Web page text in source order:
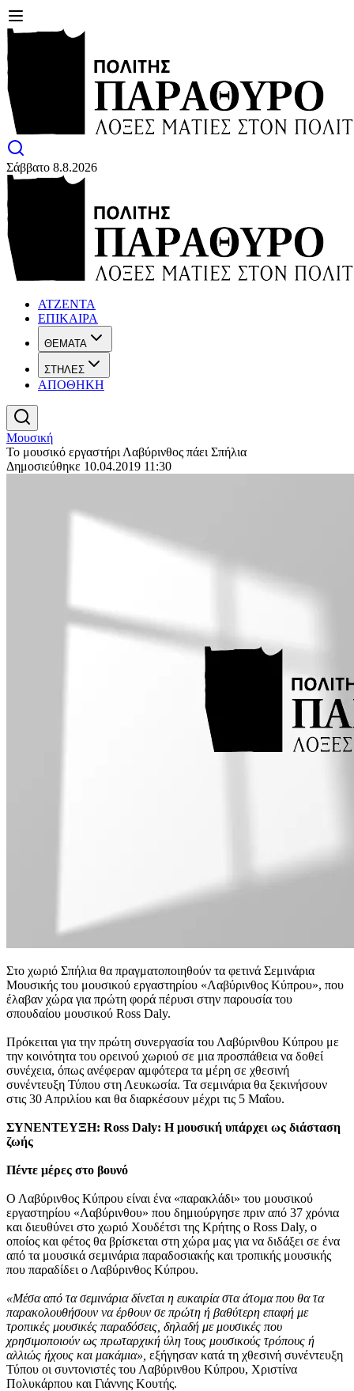
Σάββατο 8.8.2026
ΑΤΖΕΝΤΑ
ΕΠΙΚΑΙΡΑ
ΘΕΜΑΤΑ
ΣΤΗΛΕΣ
ΑΠΟΘΗΚΗ
Μουσική
Το μουσικό εργαστήρι Λαβύρινθος πάει Σπήλια
Δημοσιεύθηκε 10.04.2019 11:30
Στο χωριό Σπήλια θα πραγματοποιηθούν τα φετινά Σεμινάρια
Μουσικής του μουσικού εργαστηρίου «Λαβύρινθος Κύπρου», που
έλαβαν χώρα για πρώτη φορά πέρυσι στην παρουσία του
σπουδαίου μουσικού Ross Daly.
Πρόκειται για την πρώτη συνεργασία του Λαβύρινθου Κύπρου με
την κοινότητα του ορεινού χωριού σε μια προσπάθεια να δοθεί
συνέχεια, όπως ανέφεραν αμφότερα τα μέρη σε χθεσινή
συνέντευξη Τύπου στη Λευκωσία. Τα σεμινάρια θα ξεκινήσουν
στις 30 Απριλίου και θα διαρκέσουν μέχρι τις 5 Μαΐου.
ΣΥΝΕΝΤΕΥΞΗ: Ross Daly: Η μουσική υπάρχει ως διάσταση
ζωής
Πέντε μέρες στο βουνό
Ο Λαβύρινθος Κύπρου είναι ένα «παρακλάδι» του μουσικού
εργαστηρίου «Λαβύρινθου» που δημιούργησε πριν από 37 χρόνια
και διευθύνει στο χωριό Χουδέτσι της Κρήτης ο Ross Daly, ο
οποίος και φέτος θα βρίσκεται στη χώρα μας για να διδάξει σε ένα
από τα μουσικά σεμινάρια παραδοσιακής και τροπικής μουσικής
που παραδίδει ο Λαβύρινθος Κύπρου.
«Μέσα από τα σεμινάρια δίνεται η ευκαιρία στα άτομα που θα τα
παρακολουθήσουν να έρθουν σε πρώτη ή βαθύτερη επαφή με
τροπικές μουσικές παραδόσεις, δηλαδή με μουσικές που
χρησιμοποιούν ως πρωταρχική ύλη τους μουσικούς τρόπους ή
αλλιώς ήχους και μακάμια», εξήγησαν κατά τη χθεσινή συνέντευξη
Τύπου οι συντονιστές του Λαβύρινθου Κύπρου, Χριστίνα
Πολυκάρπου και Γιάννης Κουτής.